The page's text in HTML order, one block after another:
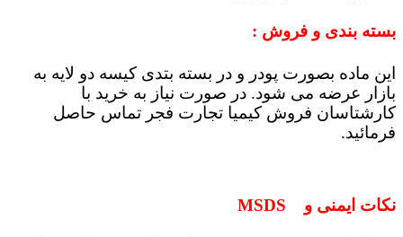
بسته بندی و فروش :
این ماده بصورت پودر و در بسته بتدی کیسه دو لایه به
بازار عرضه می شود. در صورت نیاز به خرید با
کارشتاسان فروش کیمیا تجارت فجر تماس حاصل
فرمائید.
نکات ایمنی و MSDS